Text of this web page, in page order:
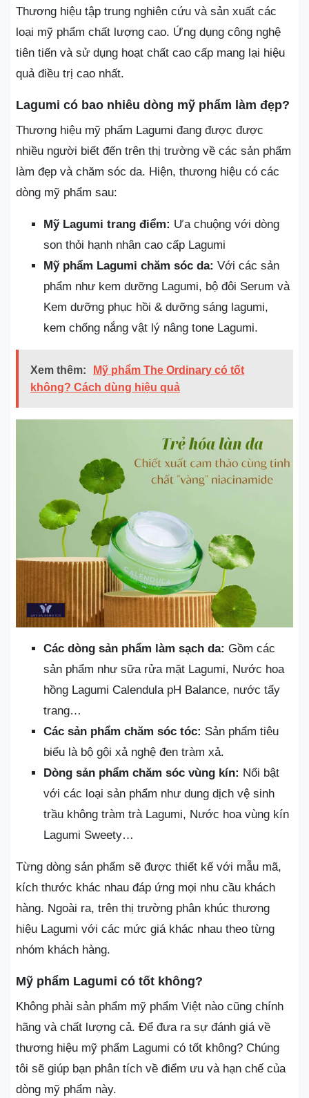
Thương hiệu tập trung nghiên cứu và sản xuất các
loại mỹ phẩm chất lượng cao. Ứng dụng công nghệ
tiên tiến và sử dụng hoạt chất cao cấp mang lại hiệu
quả điều trị cao nhất.
Lagumi có bao nhiêu dòng mỹ phẩm làm đẹp?
Thương hiệu mỹ phẩm Lagumi đang được được
nhiều người biết đến trên thị trường về các sản phẩm
làm đẹp và chăm sóc da. Hiện, thương hiệu có các
dòng mỹ phẩm sau:
Mỹ Lagumi trang điểm: Ưa chuộng với dòng
son thỏi hạnh nhân cao cấp Lagumi
Mỹ phẩm Lagumi chăm sóc da: Với các sản
phẩm như kem dưỡng Lagumi, bộ đôi Serum và
Kem dưỡng phục hồi & dưỡng sáng lagumi,
kem chống nắng vật lý nâng tone Lagumi.
Xem thêm:
Mỹ phẩm The Ordinary có tốt
không? Cách dùng hiệu quả
Các dòng sản phẩm làm sạch da: Gồm các
sản phẩm như sữa rửa mặt Lagumi, Nước hoa
hồng Lagumi Calendula pH Balance, nước tẩy
trang…
Các sản phẩm chăm sóc tóc: Sản phẩm tiêu
biểu là bộ gội xả nghệ đen tràm xả.
Dòng sản phẩm chăm sóc vùng kín: Nổi bật
với các loại sản phẩm như dung dịch vệ sinh
trầu không tràm trà Lagumi, Nước hoa vùng kín
Lagumi Sweety…
Từng dòng sản phẩm sẽ được thiết kế với mẫu mã,
kích thước khác nhau đáp ứng mọi nhu cầu khách
hàng. Ngoài ra, trên thị trường phân khúc thương
hiệu Lagumi với các mức giá khác nhau theo từng
nhóm khách hàng.
Mỹ phẩm Lagumi có tốt không?
Không phải sản phẩm mỹ phẩm Việt nào cũng chính
hãng và chất lượng cả. Để đưa ra sự đánh giá về
thương hiệu mỹ phẩm Lagumi có tốt không? Chúng
tôi sẽ giúp bạn phân tích về điểm ưu và hạn chế của
dòng mỹ phẩm này.